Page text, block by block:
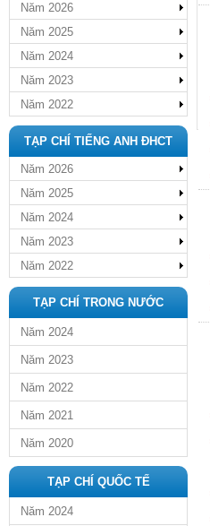
Năm 2026
Năm 2025
Năm 2024
Năm 2023
Năm 2022
TẠP CHÍ TIẾNG ANH ĐHCT
Năm 2026
Năm 2025
Năm 2024
Năm 2023
Năm 2022
TẠP CHÍ TRONG NƯỚC
Năm 2024
Năm 2023
Năm 2022
Năm 2021
Năm 2020
TẠP CHÍ QUỐC TẾ
Năm 2024